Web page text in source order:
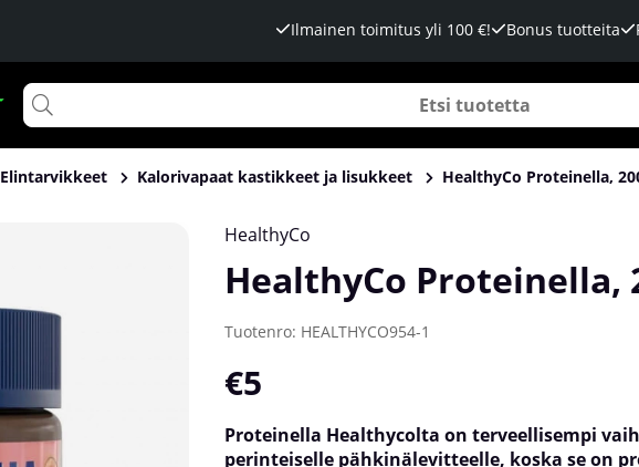
Ilmainen toimitus yli 100 €! Bonus tuotteita
Elintarvikkeet Kalorivapaat kastikkeet ja lisukkeet HealthyCo Proteinella,
HealthyCo
HealthyCo Proteinella,
Tuotenro: HEALTHYCO954-1
€5
Proteinella Healthycolta on terveellisempi
perinteiselle pähkinälevitteelle, koska se on